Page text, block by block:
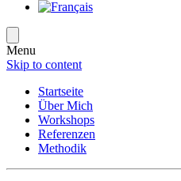
Menu
Skip to content
Startseite
Über Mich
Workshops
Referenzen
Methodik